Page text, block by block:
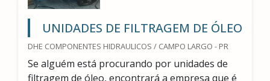
UNIDADES DE FILTRAGEM DE ÓLEO
DHE COMPONENTES HIDRAULICOS / CAMPO LARGO - PR
Se alguém está procurando por unidades de
filtragem de óleo, encontrará a empresa que é